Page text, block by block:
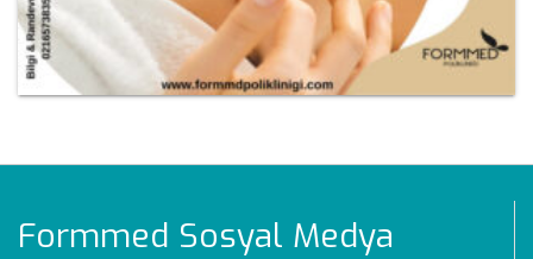
Formmed Sosyal Medya